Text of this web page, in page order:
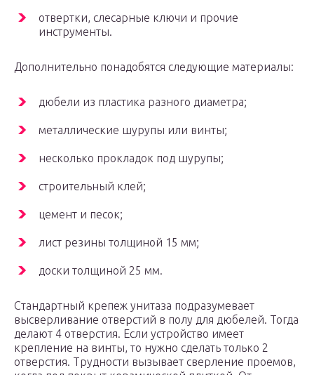
отвертки, слесарные ключи и прочие
инструменты.
Дополнительно понадобятся следующие материалы:
дюбели из пластика разного диаметра;
металлические шурупы или винты;
несколько прокладок под шурупы;
строительный клей;
цемент и песок;
лист резины толщиной 15 мм;
доски толщиной 25 мм.
Стандартный крепеж унитаза подразумевает
высверливание отверстий в полу для дюбелей. Тогда
делают 4 отверстия. Если устройство имеет
крепление на винты, то нужно сделать только 2
отверстия. Трудности вызывает сверление проемов,